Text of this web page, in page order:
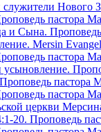
Нового
пастора
и Сына.
Mersin
пастора
пастора
пастора
церкви
20. Проповедь